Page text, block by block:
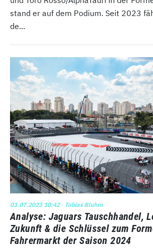
stand er auf dem Podium. Seit 2023
de...
03.07.2023 10:42· Tobias Bluhm
Analyse: Jaguars Tauschhandel,
Zukunft & die Schlüssel zum
Fahrermarkt der Saison 2024